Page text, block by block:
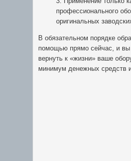
профессионального
оригинальных
В обязательном порядке
помощью прямо сейчас, и вы
вернуть к «жизни» ваше
минимум денежных средств